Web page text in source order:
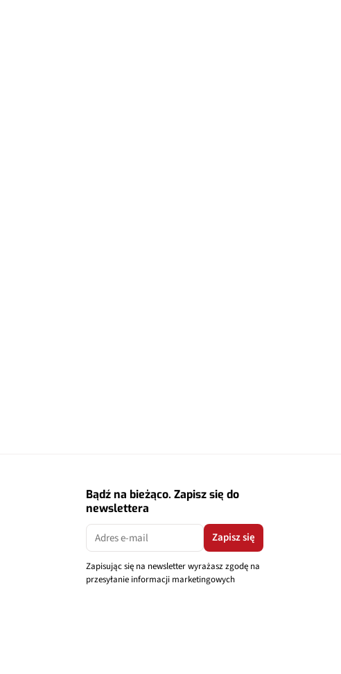
Bądź na bieżąco. Zapisz się do
newslettera
Zapisz się
Zapisując się na newsletter wyrażasz zgodę na
przesyłanie informacji marketingowych